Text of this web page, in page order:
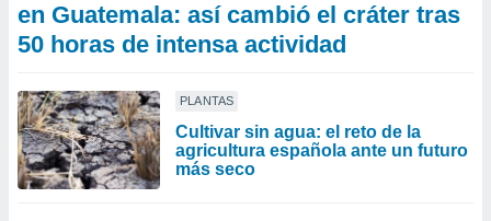
en Guatemala: así cambió el cráter tras
50 horas de intensa actividad
PLANTAS
Cultivar sin agua: el reto de la
agricultura española ante un futuro
más seco